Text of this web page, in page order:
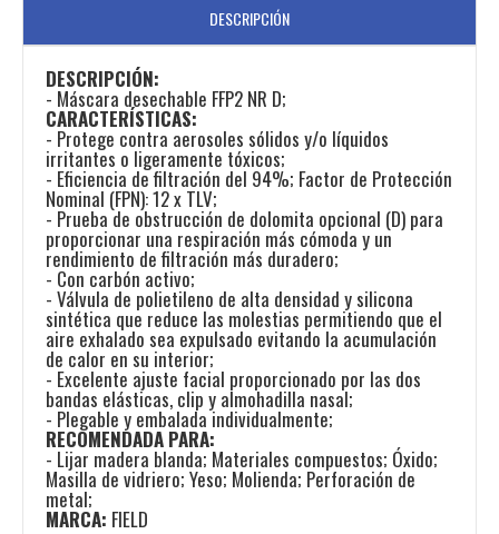
DESCRIPCIÓN
DESCRIPCIÓN:
- Máscara desechable FFP2 NR D;
CARACTERÍSTICAS:
- Protege contra aerosoles sólidos y/o líquidos
irritantes o ligeramente tóxicos;
- Eficiencia de filtración del 94%; Factor de Protección
Nominal (FPN): 12 x TLV;
- Prueba de obstrucción de dolomita opcional (D) para
proporcionar una respiración más cómoda y un
rendimiento de filtración más duradero;
- Con carbón activo;
- Válvula de polietileno de alta densidad y silicona
sintética que reduce las molestias permitiendo que el
aire exhalado sea expulsado evitando la acumulación
de calor en su interior;
- Excelente ajuste facial proporcionado por las dos
bandas elásticas, clip y almohadilla nasal;
- Plegable y embalada individualmente;
RECOMENDADA PARA:
- Lijar madera blanda; Materiales compuestos; Óxido;
Masilla de vidriero; Yeso; Molienda; Perforación de
metal;
MARCA: FIELD